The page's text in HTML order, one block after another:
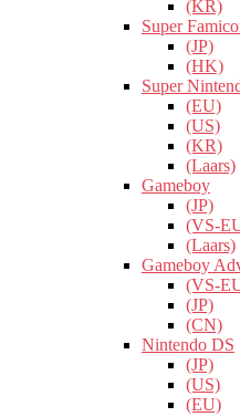
(KR)
Super
(JP)
(HK)
Super
(EU)
(US)
(KR)
(Laars)
Gameboy
(JP)
(VS-
(Laars)
Gameboy
(VS-
(JP)
(CN)
Nintendo DS
(JP)
(US)
(EU)